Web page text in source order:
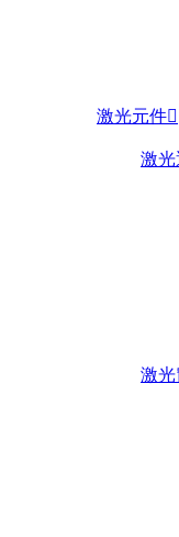
激光元件
激
激